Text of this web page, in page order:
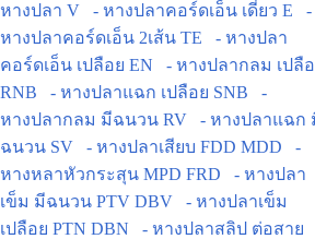
หางปลา V
- หางปลาคอร์ดเอ็น เดี่ยว E
-
หางปลาคอร์ดเอ็น 2เส้น TE
- หางปลา
คอร์ดเอ็น เปลือย EN
- หางปลากลม เปลื
RNB
- หางปลาแฉก เปลือย SNB
-
หางปลากลม มีฉนวน RV
- หางปลาแฉก
ฉนวน SV
- หางปลาเสียบ FDD MDD
-
หางหลาหัวกระสุน MPD FRD
- หางปลา
เข็ม มีฉนวน PTV DBV
- หางปลาเข็ม
เปลือย PTN DBN
- หางปลาสลิป ต่อสาย